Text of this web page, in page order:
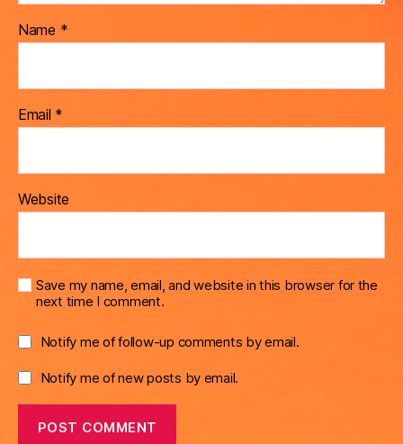
Name *
Email *
Website
Save my name, email, and website in this browser for the
next time I comment.
Notify me of follow-up comments by email.
Notify me of new posts by email.